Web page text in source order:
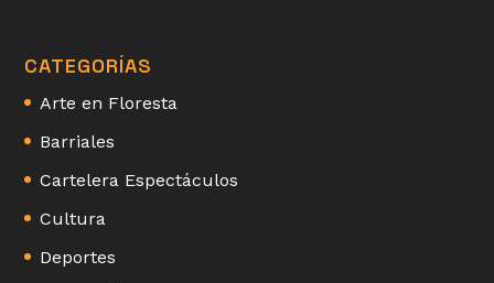
CATEGORÍAS
Arte en Floresta
Barriales
Cartelera Espectáculos
Cultura
Deportes